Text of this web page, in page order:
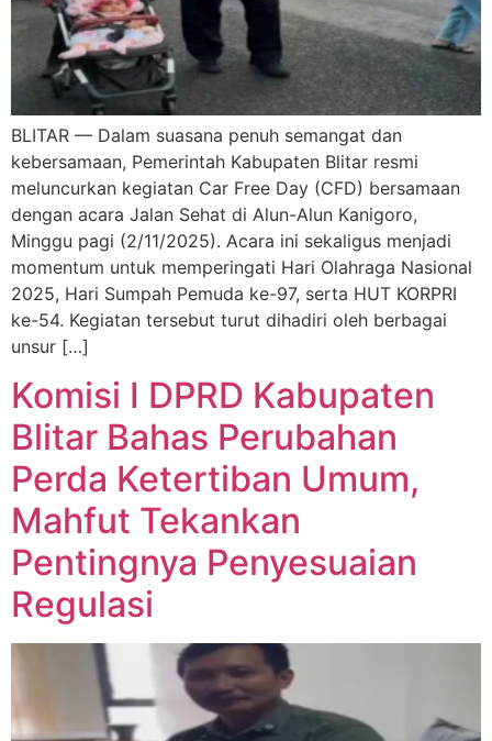
BLITAR — Dalam suasana penuh semangat dan
kebersamaan, Pemerintah Kabupaten Blitar resmi
meluncurkan kegiatan Car Free Day (CFD) bersamaan
dengan acara Jalan Sehat di Alun-Alun Kanigoro,
Minggu pagi (2/11/2025). Acara ini sekaligus menjadi
momentum untuk memperingati Hari Olahraga Nasional
2025, Hari Sumpah Pemuda ke-97, serta HUT KORPRI
ke-54. Kegiatan tersebut turut dihadiri oleh berbagai
unsur […]
Komisi I DPRD Kabupaten
Blitar Bahas Perubahan
Perda Ketertiban Umum,
Mahfut Tekankan
Pentingnya Penyesuaian
Regulasi